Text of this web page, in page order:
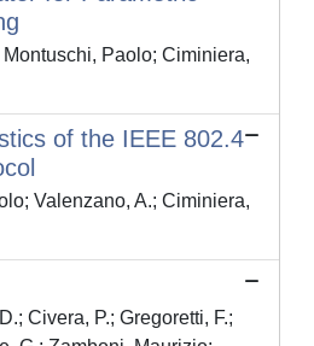
Paolo; Ciminiera,
of the IEEE 802.4
Valenzano, A.; Ciminiera,
Civera, P.; Gregoretti, F.;